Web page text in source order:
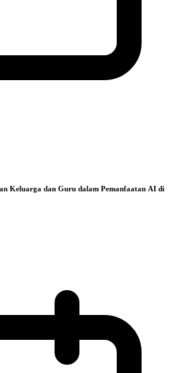
Keluarga dan Guru dalam Pemanfaatan AI di